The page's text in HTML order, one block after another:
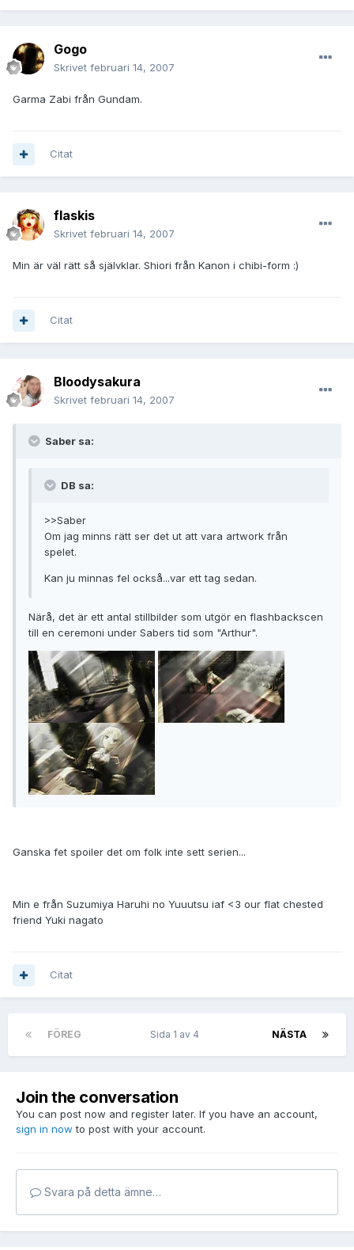
Gogo
Skrivet februari 14, 2007
Garma Zabi från Gundam.
Citat
flaskis
Skrivet februari 14, 2007
Min är väl rätt så självklar. Shiori från Kanon i chibi-form :)
Citat
Bloodysakura
Skrivet februari 14, 2007
Saber sa:
DB sa:
>>Saber
Om jag minns rätt ser det ut att vara artwork från
spelet.
Kan ju minnas fel också...var ett tag sedan.
Närå, det är ett antal stillbilder som utgör en flashbackscen
till en ceremoni under Sabers tid som "Arthur".
Ganska fet spoiler det om folk inte sett serien...
Min e från Suzumiya Haruhi no Yuuutsu iaf <3 our flat chested
friend Yuki nagato
Citat
FÖREG NÄSTA
Sida 1 av 4
Join the conversation
You can post now and register later. If you have an account,
sign in now to post with your account.
Svara på detta ämne…